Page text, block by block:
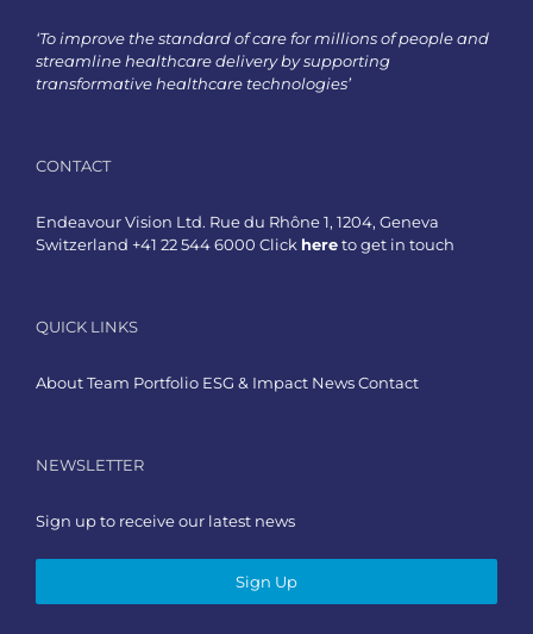
‘To improve the standard of care for millions of people and
streamline healthcare delivery by supporting
transformative healthcare technologies’
CONTACT
Endeavour Vision Ltd. Rue du Rhône 1, 1204, Geneva
Switzerland +41 22 544 6000 Click hereto get in touch
QUICK LINKS
AboutTeam Portfolio ESG & Impact NewsContact
NEWSLETTER
Sign up to receive our latest news
Sign Up